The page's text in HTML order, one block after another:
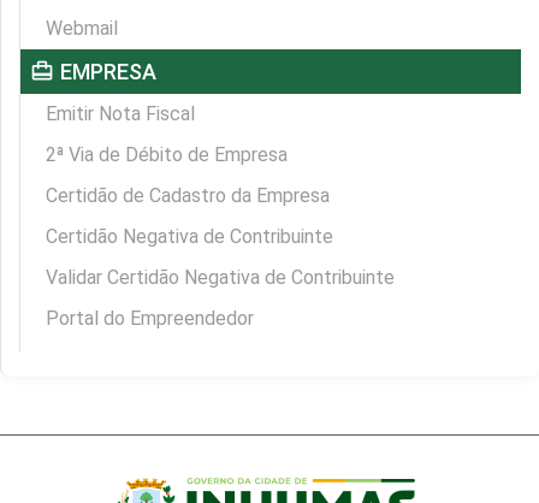
Webmail
card_travel EMPRESA
Emitir Nota Fiscal
2ª Via de Débito de Empresa
Certidão de Cadastro da Empresa
Certidão Negativa de Contribuinte
Validar Certidão Negativa de Contribuinte
Portal do Empreendedor